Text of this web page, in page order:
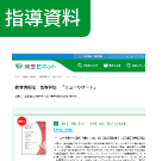
指導資料